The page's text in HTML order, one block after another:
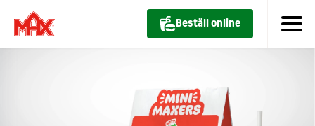
Beställ online